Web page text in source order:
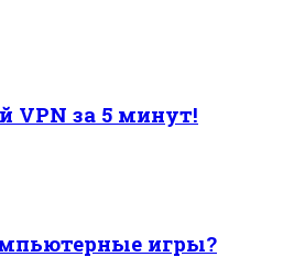
VPN за 5 минут!
игры?